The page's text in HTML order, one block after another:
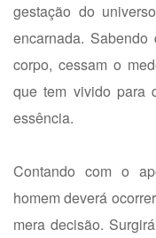
gestação do
encarnada.
corpo, cessam o
que tem vivido para
essência.
Contando com o
homem deverá
mera decisão.